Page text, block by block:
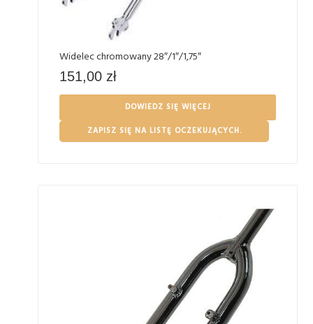
Widelec chromowany 28″/1″/1,75″
151,00 zł
DOWIEDZ SIĘ WIĘCEJ
ZAPISZ SIĘ NA LISTĘ OCZEKUJĄCYCH.